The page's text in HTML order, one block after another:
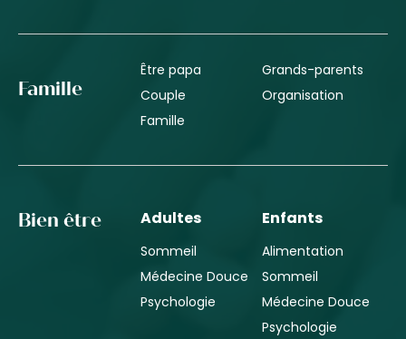
Famille
Être papa
Couple
Famille
Grands-parents
Organisation
Bien être Adultes
Sommeil
Médecine Douce
Psychologie
Enfants
Alimentation
Sommeil
Médecine Douce
Psychologie